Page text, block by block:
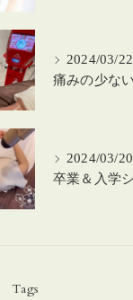
2024/03/22
2024/03/20
Tags